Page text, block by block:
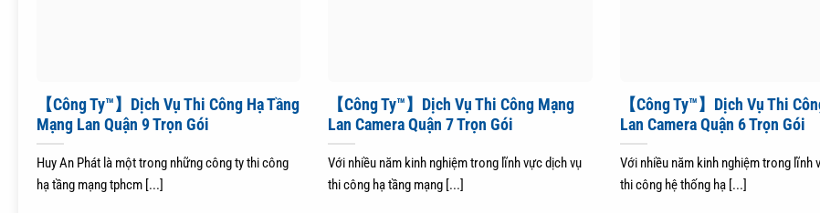
【Công Ty™】Dịch Vụ Thi Công Hạ Tầng
Mạng Lan Quận 9 Trọn Gói
Huy An Phát là một trong những công ty thi công
hạ tầng mạng tphcm [...]
【Công Ty™】Dịch Vụ Thi Công Mạng
Lan Camera Quận 7 Trọn Gói
Với nhiều năm kinh nghiệm trong lĩnh vực dịch vụ
thi công hạ tầng mạng [...]
【Công Ty™】Dịch Vụ Thi
Lan Camera Quận 6 Trọn Gói
Với nhiều năm kinh nghiệm trong lĩnh
thi công hệ thống hạ [...]